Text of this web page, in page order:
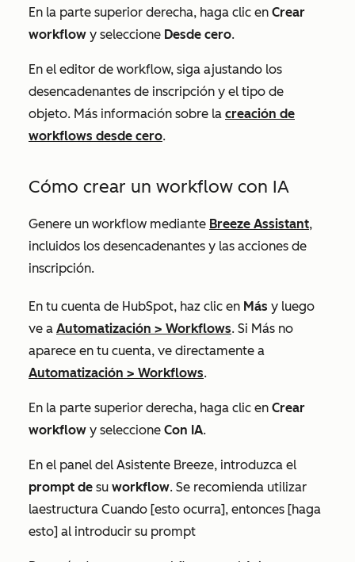
En la parte superior derecha, haga clic en Crear
workflow y seleccione Desde cero.
En el editor de workflow, siga ajustando los
desencadenantes de inscripción y el tipo de
objeto. Más información sobre la creación de
workflows desde cero.
Cómo crear un workflow con IA
Genere un workflow mediante Breeze Assistant,
incluidos los desencadenantes y las acciones de
inscripción.
En tu cuenta de HubSpot, haz clic en Más y luego
ve a Automatización > Workflows. Si Más no
aparece en tu cuenta, ve directamente a
Automatización > Workflows.
En la parte superior derecha, haga clic en Crear
workflow y seleccione Con IA.
En el panel del Asistente Breeze, introduzca el
prompt de su workflow. Se recomienda utilizar
laestructura Cuando [esto ocurra], entonces [haga
esto] al introducir su prompt